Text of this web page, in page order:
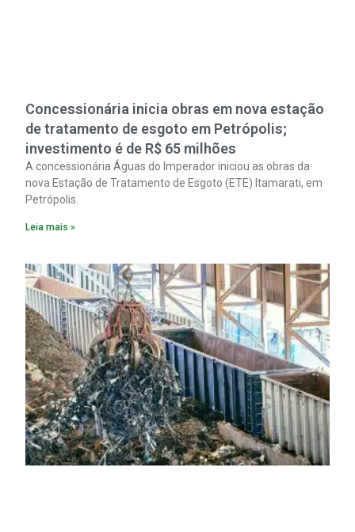
Concessionária inicia obras em nova estação
de tratamento de esgoto em Petrópolis;
investimento é de R$ 65 milhões
A concessionária Águas do Imperador iniciou as obras da
nova Estação de Tratamento de Esgoto (ETE) Itamarati, em
Petrópolis.
Leia mais »